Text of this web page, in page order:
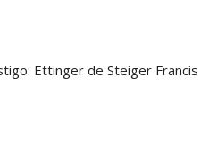
Ettinger de Steiger Francis